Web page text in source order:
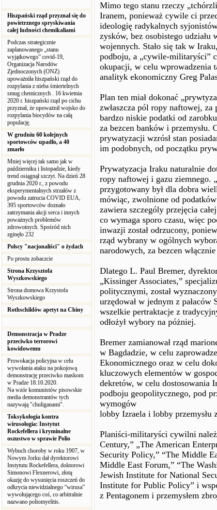
Hiszpański rząd przyznał się do
powietrznego spryskiwania
całej ludności chemikaliami
Podczas strategicznie
zaplanowanego „stanu
wyjątkowego” covid-19,
Organizacja Narodów
Zjednoczonych (ONZ)
upoważniła hiszpański rząd do
rozpylania z nieba śmiertelnych
smug chemicznych . 16 kwietnia
2020 r. hiszpański rząd po cichu
przyznał, że upoważnił wojsko do
rozpylania biocydów na całą
populację.
W grudniu 60 kolejnych
sportowców upadło, a 40
zmarło
Mniej więcej tak samo jak w
październiku i listopadzie, kiedy
trend osiągnął szczyt. Na dzień 28
grudnia 2020 r., z powodu
eksperymentalnych strzałów z
powodu zatrucia COVID EUA,
395 sportowców doznało
zatrzymania akcji serca i innych
poważnych problemów
zdrowotnych. Spośród nich
zginęło 232
Polscy "nacjonaliści" o żydach
Po prostu zobaczcie
Strona Krzysztofa
Wyszkowskiego
Strona domowa Krzystofa
Wyszkowskiego
Rothschildów apetyt na Chiny
Demonstracja w Pradze
przeciwko terrorowi
kowidowemu
Prowokacja policyjna w celu
wywołania ataku na pokojową
demonstrację przeciwko maskom
w Pradze 18.10.2020.
Na wzór komunistów pisowskie
media demonstrantów tych
nazywają "chuliganami".
Toksykologia kontra
wirusologia: Instytut
Rockefellera i kryminalne
oszustwo w sprawie Polio
Wybuch choroby w roku 1907, w
Nowym Jorku dał dyrektorowi
Instytutu Rockefellera, doktorowi
Simonowi Flexnerowi, złotą
okazję do wysunięcia roszczeń do
odkrycia niewidzialnego “wirusa”
wywołującego coś, co arbitralnie
nazwano poliomyelitis.
Mimo tego stanu rzeczy
Iranem, ponieważ cywile ci
ideologię radykalnych
zysków, bez osobistego
wojennych. Stało się tak w
podboju, a „cywile-militaryści”
okupacji, w celu wprowadzenia
analityk ekonomiczny Greg
Plan ten miał dokonać
zwłaszcza pól ropy naftowej,
bardzo niskie podatki od
za bezcen banków i
prywatyzacji wzrósł stan
im podobnych, od początku
Prywatyzacja Iraku naturalnie
ropy naftowej i gazu ziemnego.
przygotowany był dla dobra
mówiąc, zwolnione od
zawiera szczególy przejęcia
co wymaga sporo czasu, więc
inwazji został odrzucony,
rząd wybrany w ogólnych
narodowych, za bezcen
Dlatego L. Paul Bremer,
„Kissinger Associates,”
politycznymi, został
urzędował w jednym z pałaców
wszelkie pertraktacje z
odłożył wybory na póżniej.
Bremer zamianował rząd
w Bagdadzie, w celu
Ekonomicznego oraz w celu
kluczowych elementów w
dekretów, w celu dostosowania
podboju geopolitycznego, pod
wymogów
lobby Izraela i lobby przemysłu
Planiści-militaryści cywilni
Century,” „The American
Security Policy,” “The Middle
Middle East Forum,” “The
Jewish Institute for National
Institute for Public Policy” i
z Pentagonem i przemysłem